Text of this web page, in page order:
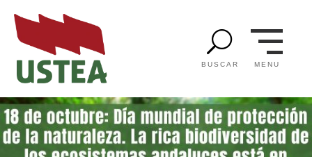
U
BUSCAR MENU